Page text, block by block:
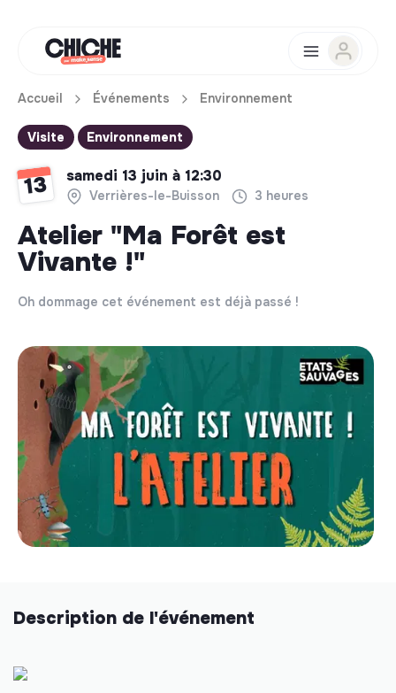
Accueil Événements Environnement
Visite Environnement
13 samedi 13 juin à 12:30
Verrières-le-Buisson 3 heures
Atelier "Ma Forêt est
Vivante !"
Oh dommage cet événement est déjà passé !
Description de l'événement